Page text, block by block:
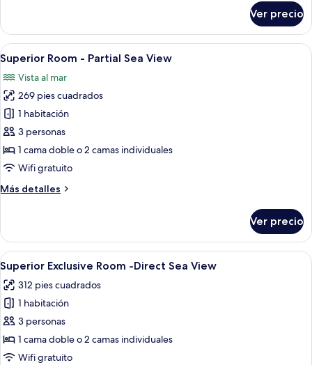
o
2
individuales
estándar
con
1
cama
matrimonial
o
individuales
Ver precio
Abrir
todas
las
fotos
de
Superior
Room
-
Partial
Sea
Un dormitorio moderno con una
10
Superior Room - Partial Sea View
Vista al mar
269 pies cuadrados
1 habitación
3 personas
1 cama doble o 2 camas individuales
Wifi gratuito
Más detalles
Más
Room
Partial
Sea
View
Ver precio
Abrir
todas
las
fotos
de
Superior
Exclusive
Una habitación de hotel moderna
10
Superior Exclusive Room -Direct Sea View
312 pies cuadrados
1 habitación
3 personas
1 cama doble o 2 camas individuales
Wifi gratuito